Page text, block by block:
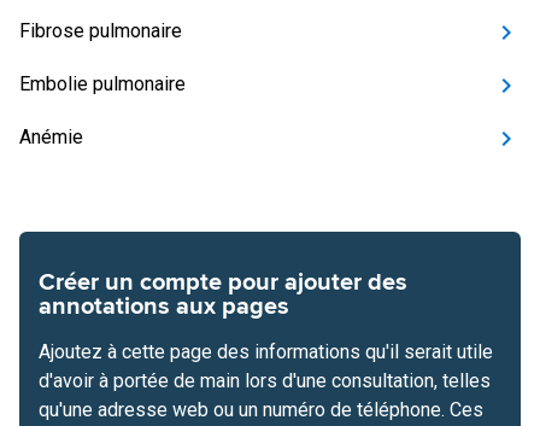
Fibrose pulmonaire
Embolie pulmonaire
Anémie
Créer un compte pour ajouter des
annotations aux pages
Ajoutez à cette page des informations qu'il serait utile
d'avoir à portée de main lors d'une consultation, telles
qu'une adresse web ou un numéro de téléphone. Ces